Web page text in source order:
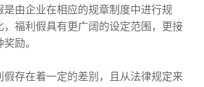
是由企业在相应的规章制度中进行规
，福利假具有更广阔的设定范围，更接
励。
假存在着一定的差别，且从法律规定来